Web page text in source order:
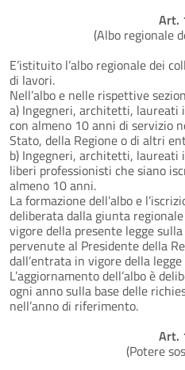
Art.
(Albo regionale
E’istituito l’albo regionale dei
di lavori.
Nell’albo e nelle rispettive
a) Ingegneri, architetti, laureati
con almeno 10 anni di servizio
Stato, della Regione o di altri
b) Ingegneri, architetti, laureati
liberi professionisti che siano
almeno 10 anni.
La formazione dell’albo e
deliberata dalla giunta
vigore della presente legge
pervenute al Presidente della
dall’entrata in vigore della legge
L’aggiornamento dell’albo è
ogni anno sulla base delle
nell’anno di riferimento.
Art.
(Potere